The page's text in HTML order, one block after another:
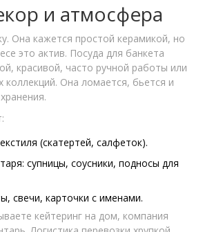
и атмосфера
Она кажется простой керамикой, но
это актив. Посуда для банкета
красивой, часто ручной работы или
коллекций. Она ломается, бьется и
(скатертей, салфеток).
супницы, соусники, подносы для
свечи, карточки с именами.
кейтеринг на дом, компания